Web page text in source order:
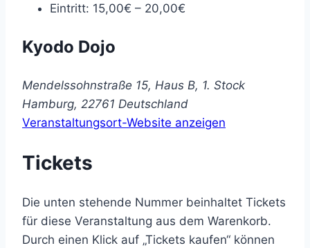
Eintritt: 15,00€ – 20,00€
Kyodo Dojo
Mendelssohnstraße 15, Haus B, 1. Stock
Hamburg, 22761 Deutschland
Veranstaltungsort-Website anzeigen
Tickets
Die unten stehende Nummer beinhaltet Tickets
für diese Veranstaltung aus dem Warenkorb.
Durch einen Klick auf „Tickets kaufen“ können